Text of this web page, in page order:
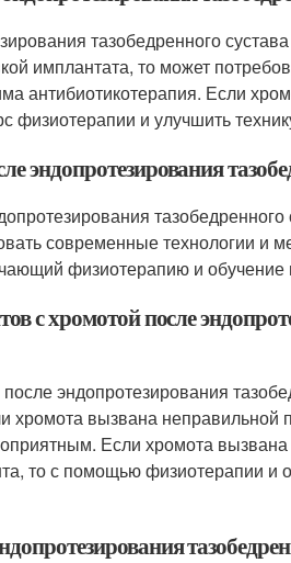
тазобедренного
имплантата, то может
антибиотикотерапия. Если
физиотерапии и улучшить
эндопротезирования
современные технологии и
физиотерапию и обучение
с хромотой после
эндопротезирования
вызвана неправильной
Если хромота
то с помощью физиотерапии и